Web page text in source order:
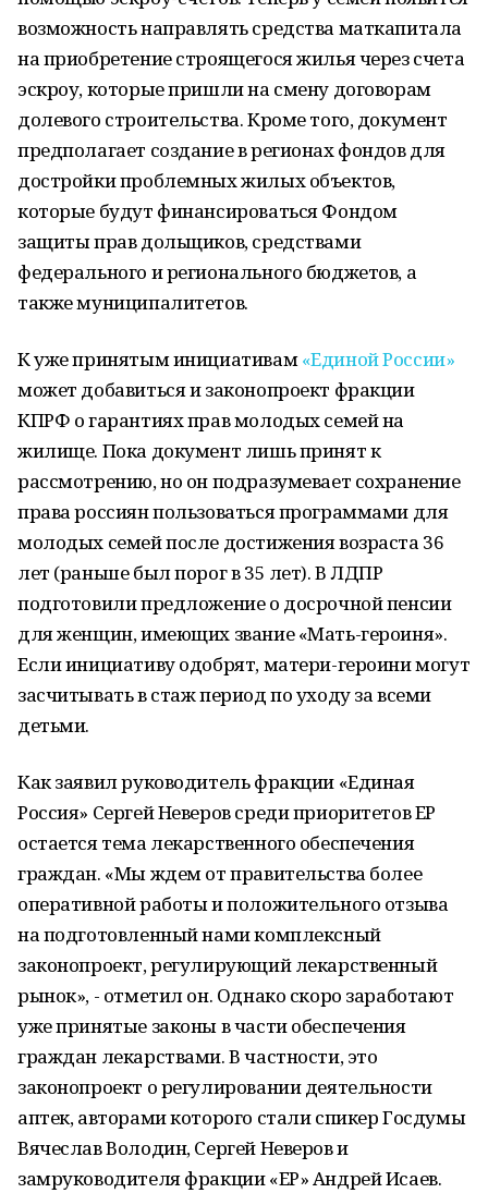
возможность направлять средства маткапитала
на приобретение строящегося жилья через счета
эскроу, которые пришли на смену договорам
долевого строительства. Кроме того, документ
предполагает создание в регионах фондов для
достройки проблемных жилых объектов,
которые будут финансироваться Фондом
защиты прав дольщиков, средствами
федерального и регионального бюджетов, а
также муниципалитетов.
К уже принятым инициативам«Единой России»
может добавиться и законопроект фракции
КПРФ о гарантиях прав молодых семей на
жилище. Пока документ лишь принят к
рассмотрению, но он подразумевает сохранение
права россиян пользоваться программами для
молодых семей после достижения возраста 36
лет (раньше был порог в 35 лет). В ЛДПР
подготовили предложение о досрочной пенсии
для женщин, имеющих звание «Мать-героиня».
Если инициативу одобрят, матери-героини могут
засчитывать в стаж период по уходу за всеми
детьми.
Как заявил руководитель фракции «Единая
Россия» Сергей Неверов среди приоритетов ЕР
остается тема лекарственного обеспечения
граждан. «Мы ждем от правительства более
оперативной работы и положительного отзыва
на подготовленный нами комплексный
законопроект, регулирующий лекарственный
рынок», - отметил он. Однако скоро заработают
уже принятые законы в части обеспечения
граждан лекарствами. В частности, это
законопроект о регулировании деятельности
аптек, авторами которого стали спикер Госдумы
Вячеслав Володин, Сергей Неверов и
замруководителя фракции «ЕР» Андрей Исаев.